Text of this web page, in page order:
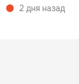
2 дня назад